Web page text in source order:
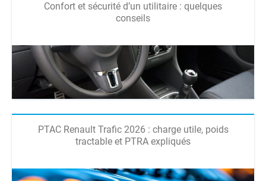
Confort et sécurité d’un utilitaire : quelques
conseils
PTAC Renault Trafic 2026 : charge utile, poids
tractable et PTRA expliqués